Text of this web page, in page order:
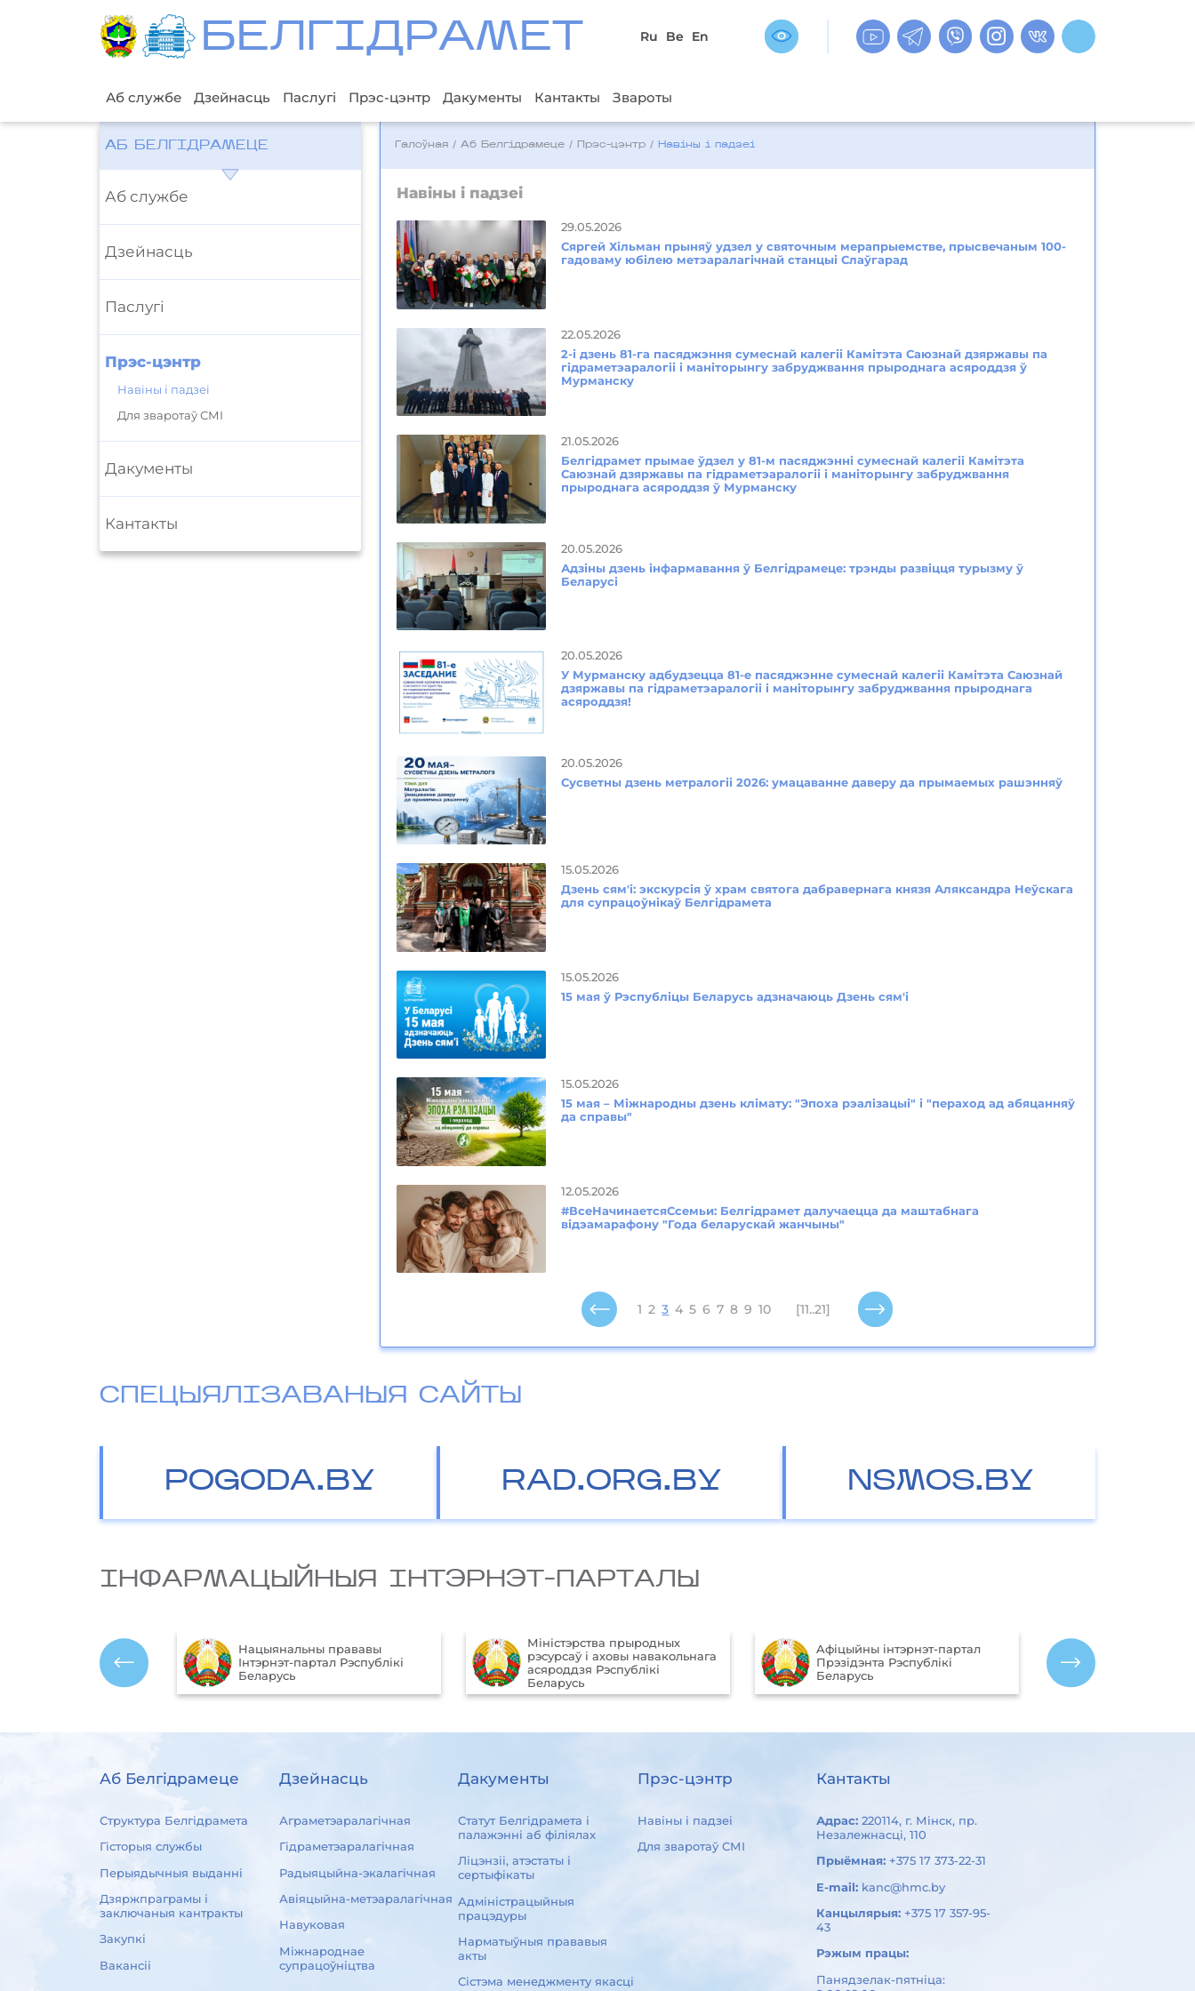
БЕЛГIДРAМЕТ Ru Be En
Аб службе Дзейнасць Паслугі Прэс-цэнтр Дакументы Кантакты Звароты
АБ БЕЛГІДРАМЕЦЕ
Аб службе
Дзейнасць
Паслугі
Прэс-цэнтр
Навіны і падзеі
Для зваротаў СМІ
Дакументы
Кантакты
Галоўная /Аб Белгідрамеце / Прэс-цэнтр / Навіны і падзеі
Навіны і падзеі
29.05.2026
Сяргей Хільман прыняў удзел у святочным мерапрыемстве, прысвечаным 100-
гадоваму юбілею метэаралагічнай станцыі Слаўгарад
22.05.2026
2-і дзень 81-га пасяджэння сумеснай калегіі Камітэта Саюзнай дзяржавы па
гідраметэаралогіі і маніторынгу забруджвання прыроднага асяроддзя ў
Мурманску
21.05.2026
Белгідрамет прымае ўдзел у 81-м пасяджэнні сумеснай калегіі Камітэта
Саюзнай дзяржавы па гідраметэаралогіі і маніторынгу забруджвання
прыроднага асяроддзя ў Мурманску
20.05.2026
Адзіны дзень інфармавання ў Белгідрамеце: трэнды развіцця турызму ў
Беларусі
20.05.2026
У Мурманску адбудзецца 81-е пасяджэнне сумеснай калегіі Камітэта Саюзнай
дзяржавы па гідраметэаралогіі і маніторынгу забруджвання прыроднага
асяроддзя!
20.05.2026
Сусветны дзень метралогіі 2026: умацаванне даверу да прымаемых рашэнняў
15.05.2026
Дзень сям'і: экскурсія ў храм святога дабравернага князя Аляксандра Неўскага
для супрацоўнікаў Белгідрамета
15.05.2026
15 мая ў Рэспубліцы Беларусь адзначаюць Дзень сям'і
15.05.2026
15 мая – Міжнародны дзень клімату: "Эпоха рэалізацыі" і "пераход ад абяцанняў
да справы"
12.05.2026
#ВсеНачинаетсяСсемьи: Белгідрамет далучаецца да маштабнага
відэамарафону "Года беларускай жанчыны"
1 2 3 4 5 6 7 8 9 10 [11..21]
СПЕЦЫЯЛІЗАВАНЫЯ САЙТЫ
POGODA.BY RAD.ORG.BY NSMOS.BY
IНФАРМАЦЫЙНЫЯ IНТЭРНЭТ-ПАРТАЛЫ
Беларусь
Нацыянальны прававы
Інтэрнэт-партал Рэспублікі
Беларусь
Міністэрства прыродных
рэсурсаў і аховы навакольнага
асяроддзя Рэспублікі
Беларусь
Aфiцыйны iнтэрнэт-партал
Прэзiдэнта Рэспублiкi
Беларусь
Аб Белгідрамеце
Структура Белгідрамета
Гісторыя службы
Перыядычныя выданні
Дзяржпраграмы і
заключаныя кантракты
Закупкі
Вакансіі
Дзейнасць
Аграметэаралагічная
Гідраметэаралагічная
Радыяцыйна-экалагічная
Авіяцыйна-метэаралагічная
Навуковая
Міжнароднае
супрацоўніцтва
Дакументы
Статут Белгідрамета і
палажэнні аб філіялах
Ліцэнзіі, атэстаты і
сертыфікаты
Адміністрацыйныя
працэдуры
Нарматыўныя прававыя
акты
Сістэма менеджменту якасці
Прэс-цэнтр
Навіны і падзеі
Для зваротаў СМІ
Кантакты
Адрас: 220114, г. Мінск, пр.
Незалежнасці, 110
Прыёмная: +375 17 373-22-31
E-mail: kanc@hmc.by
Канцылярыя: +375 17 357-95-
43
Рэжым працы:
Панядзелак-пятніца: